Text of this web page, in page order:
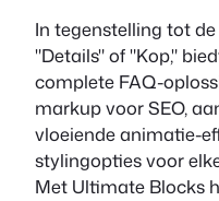
In tegenstelling tot
"Details" of "Kop,"
complete FAQ-
markup voor SEO,
vloeiende animatie-
stylingopties voor
Met Ultimate Blocks